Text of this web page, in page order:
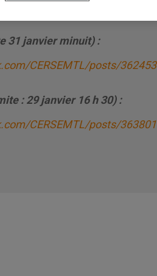
citoyenne et transitions :
31 janvier minuit) :
CERSEMTL/posts/
: 29 janvier 16 h 30) :
CERSEMTL/posts/